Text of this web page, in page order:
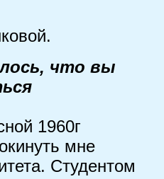
что вы
1960г
мне
Студентом